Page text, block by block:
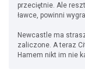
przeciętnie. Ale
ławce, powinni
Newcastle ma
zaliczone. A teraz
Hamem nikt im nie